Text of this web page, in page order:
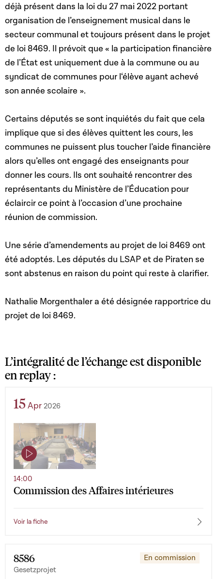
déjà présent dans la loi du 27 mai 2022 portant
organisation de l’enseignement musical dans le
secteur communal et toujours présent dans le projet
de loi 8469. Il prévoit que « la participation financière
de l’État est uniquement due à la commune ou au
syndicat de communes pour l‘élève ayant achevé
son année scolaire ».
Certains députés se sont inquiétés du fait que cela
implique que si des élèves quittent les cours, les
communes ne puissent plus toucher l’aide financière
alors qu’elles ont engagé des enseignants pour
donner les cours. Ils ont souhaité rencontrer des
représentants du Ministère de l’Éducation pour
éclaircir ce point à l’occasion d’une prochaine
réunion de commission.
Une série d’amendements au projet de loi 8469 ont
été adoptés. Les députés du LSAP et de Piraten se
sont abstenus en raison du point qui reste à clarifier.
Nathalie Morgenthaler a été désignée rapportrice du
projet de loi 8469.
L’intégralité de l’échange est disponible
en replay :
15Apr 2026
Commission des Affaires intérieures
14:00
Voir la fiche
8586
Gesetzprojet
En commission